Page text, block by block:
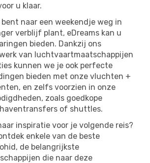
u klaar.
naar een weekendje weg in
verblijf plant, eDreams kan u
bieden. Dankzij ons
van luchtvaartmaatschappijen
kunnen we je ook perfecte
bieden met onze vluchten +
en zelfs voorzien in onze
zoals goedkope
of shuttles.
inspiratie voor je volgende reis?
enkele van de beste
de belangrijkste
die naar deze